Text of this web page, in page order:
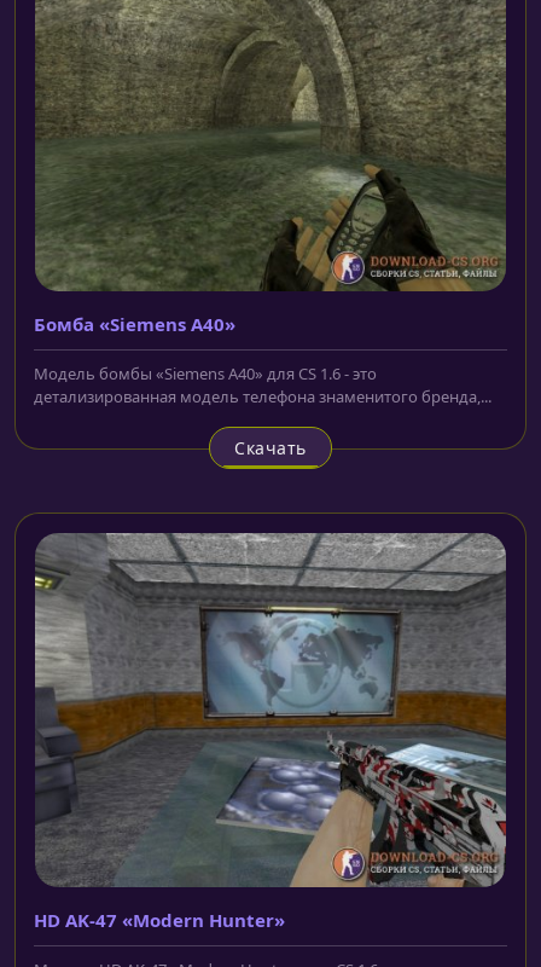
Бомба «Siemens A40»
Модель бомбы «Siemens A40» для CS 1.6 - это
детализированная модель телефона знаменитого бренда,...
Скачать
HD AK-47 «Modern Hunter»